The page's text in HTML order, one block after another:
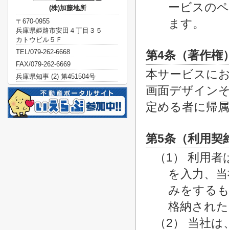
ービスの
ます。
第4条（著作権
本サービスに
画面デザイン
定める者に帰
第5条（利用契
（1） 利用
を入力、
みをする
格納され
（2） 当社
(株)加藤地所
〒670-0955
兵庫県姫路市安田４丁目３５
カトウビル５Ｆ
TEL/079-262-6668
FAX/079-262-6669
兵庫県知事 (2) 第451504号